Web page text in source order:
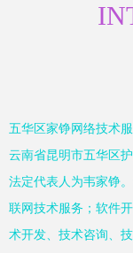
五华区家铮网络技术
云南省昆明市五华区
法定代表人为韦家铮
联网技术服务；软件
术开发、技术咨询、